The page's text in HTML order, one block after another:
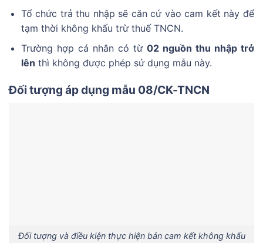
Tổ chức trả thu nhập sẽ căn cứ vào cam kết này để
tạm thời không khấu trừ thuế TNCN.
Trường hợp cá nhân có từ 02 nguồn thu nhập trở
lên thì không được phép sử dụng mẫu này.
Đối tượng áp dụng mẫu 08/CK-TNCN
Đối tượng và điều kiện thực hiện bản cam kết không khấu